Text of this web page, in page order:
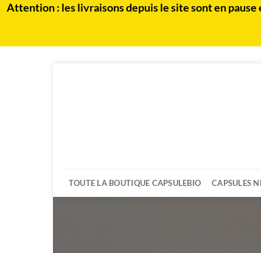
Attention : les livraisons depuis le site sont en
TOUTE LA BOUTIQUE CAPSULEBIO CAPSULES